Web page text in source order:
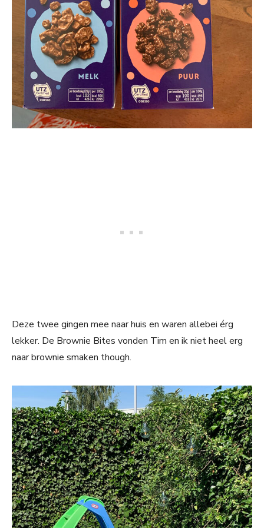
Deze twee gingen mee naar huis en waren allebei érg
lekker. De Brownie Bites vonden Tim en ik niet heel erg
naar brownie smaken though.